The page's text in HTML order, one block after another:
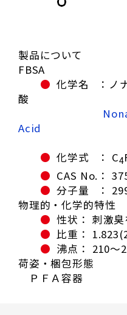
製品について
FBSA
● 化学名 ：ノ
酸
Acid
● 化学式 ： C4
● CAS No.：
● 分子量 ：
物理的・化学的特性
● 性状： 刺激
● 比重：
● 沸点： 210
荷姿・梱包形態
ＰＦＡ容器